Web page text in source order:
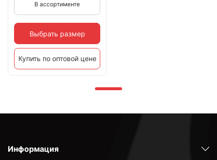
В ассортименте
Выбрать размер
Купить по оптовой цене
Информация